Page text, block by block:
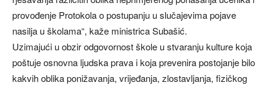
provođenje Protokola o postupanju u slučajevima pojave
nasilja u školama“, kaže ministrica Subašić.
Uzimajući u obzir odgovornost škole u stvaranju kulture koja
poštuje osnovna ljudska prava i koja prevenira postojanje bilo
kakvih oblika ponižavanja, vrijeđanja, zlostavljanja, fizičkog